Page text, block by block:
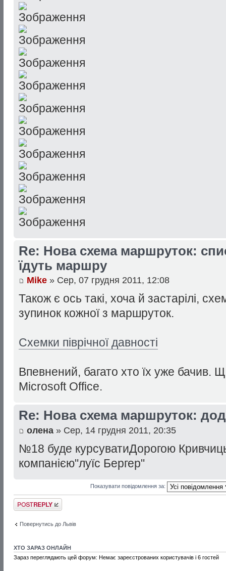
Re: Нова схема маршруток:
їдуть маршру
Mike » Сер, 07 грудня 2011, 12:08
Також є ось такі, хоча й застарілі,
зупинок кожної з маршруток.
Схемки піврічної давності
Впевнений, багато хто їх уже бачив.
Microsoft Office.
Re: Нова схема маршруток:
олена » Сер, 14 грудня 2011, 20:35
№18 буде курсуватиДорогою
компанією"луїс Бергер"
Показувати повідомлення за:
Відповісти
Повернутись до Львів
ХТО ЗАРАЗ ОНЛАЙН
Зараз переглядають цей форум: Немає зареєстрованих користувачів і 6 гостей